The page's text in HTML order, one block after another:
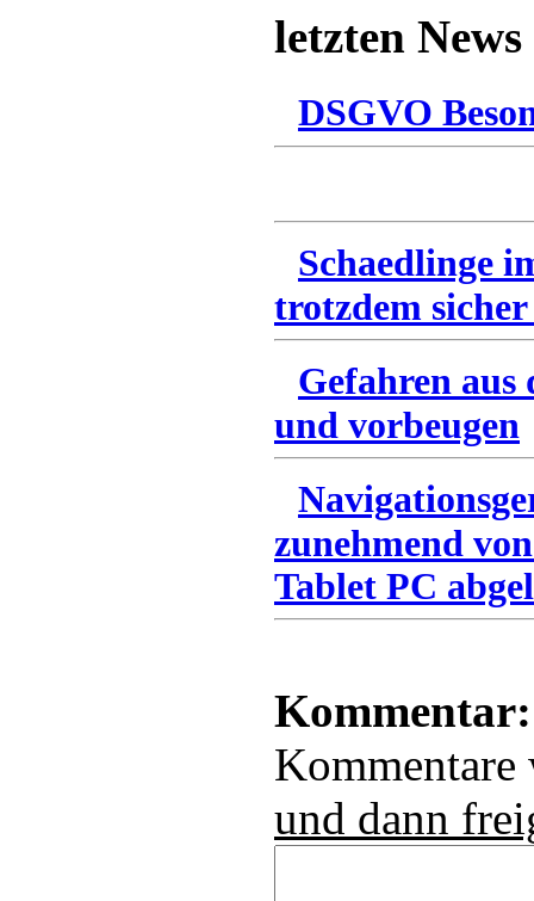
letzten News
DSGVO
Schaedlinge
trotzdem
Gefahren
und vorbeugen
zunehmend
Tablet PC
Kommentar:
und dann